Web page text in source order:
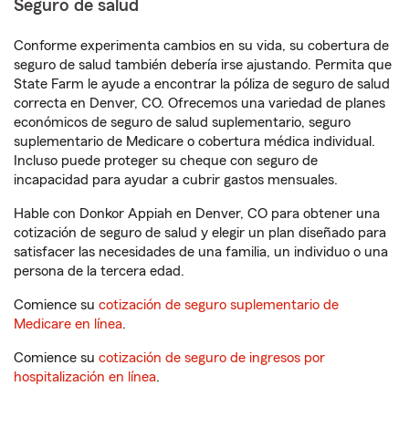
Seguro de salud
Conforme experimenta cambios en su vida, su cobertura de
seguro de salud también debería irse ajustando. Permita que
State Farm le ayude a encontrar la póliza de seguro de salud
correcta en Denver, CO. Ofrecemos una variedad de planes
económicos de seguro de salud suplementario, seguro
suplementario de Medicare o cobertura médica individual.
Incluso puede proteger su cheque con seguro de
incapacidad para ayudar a cubrir gastos mensuales.
Hable con Donkor Appiah en Denver, CO para obtener una
cotización de seguro de salud y elegir un plan diseñado para
satisfacer las necesidades de una familia, un individuo o una
persona de la tercera edad.
Comience su cotización de seguro suplementario de
Medicare en línea.
Comience su cotización de seguro de ingresos por
hospitalización en línea.